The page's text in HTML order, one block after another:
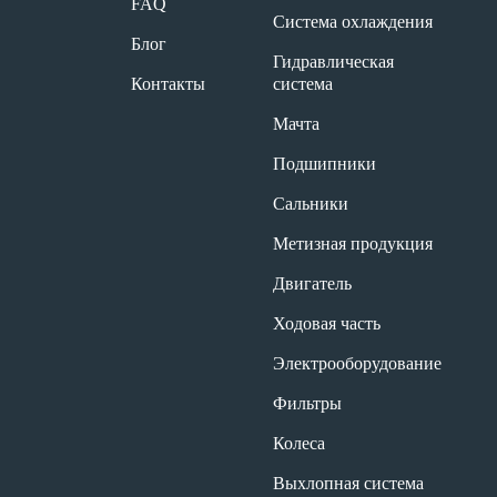
FAQ
Блог
Контакты
Система охлаждения
Гидравлическая
система
Мачта
Подшипники
Сальники
Метизная продукция
Двигатель
Ходовая часть
Электрооборудование
Фильтры
Колеса
Выхлопная система